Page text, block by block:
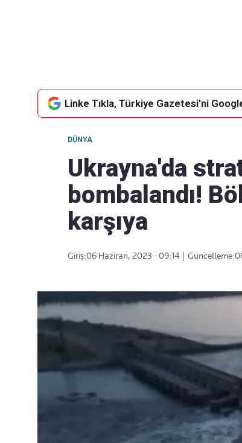
Linke Tıkla, Türkiye Gazetesi'ni
DÜNYA
Ukrayna'da
bombalandı!
karşıya
Giriş:06 Haziran, 2023 - 09:14 Güncelleme: